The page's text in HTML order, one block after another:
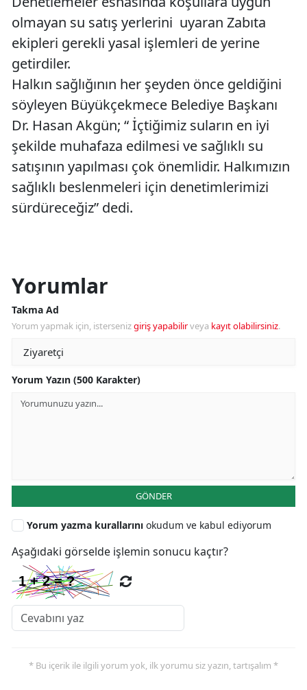
olmayan su satış yerlerini uyaran Zabıta
ekipleri gerekli yasal işlemleri de yerine
getirdiler.
Halkın sağlığının her şeyden önce geldiğini
söyleyen Büyükçekmece Belediye Başkanı
Dr. Hasan Akgün; “ İçtiğimiz suların en iyi
şekilde muhafaza edilmesi ve sağlıklı su
satışının yapılması çok önemlidir. Halkımızın
sağlıklı beslenmeleri için denetimlerimizi
sürdüreceğiz” dedi.
Yorumlar
Takma Ad
Yorum yapmak için, istersenizgiriş yapabilirveya kayıt olabilirsiniz.
Yorum Yazın (500 Karakter)
GÖNDER
Yorum yazma kurallarını okudum ve kabul ediyorum
Aşağıdaki görselde işlemin sonucu kaçtır?
* Bu içerik ile ilgili yorum yok, ilk yorumu siz yazın, tartışalım *